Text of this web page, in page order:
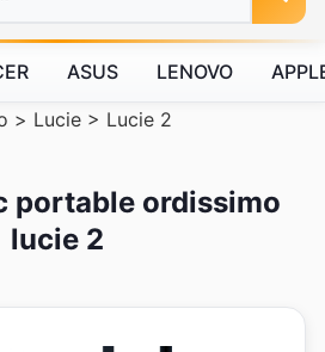
ASUS LENOVO
> Lucie > Lucie 2
portable ordissimo
lucie 2